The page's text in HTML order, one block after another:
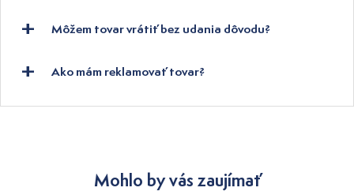
Môžem tovar vrátiť bez udania dôvodu?
Ako mám reklamovať tovar?
Mohlo by vás zaujímať